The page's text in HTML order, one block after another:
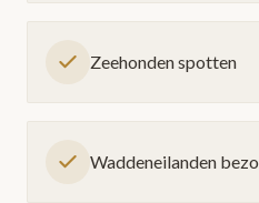
Zeehonden spotten
Waddeneilanden